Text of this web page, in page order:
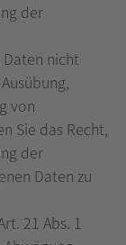
der
nicht
von
Sie das Recht,
der
Daten zu
21 Abs. 1